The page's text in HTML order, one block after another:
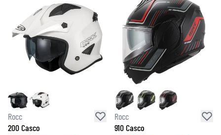
Rocc
200 Casco
Rocc
910 Casco